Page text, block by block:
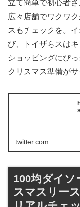
立て簡単で初心者
広々店舗でワクワ
スもチェックを。
び、トイザらスは
ショッピングにぴ
クリスマス準備がサ
twitter.com
100均ダイソ
スマスリー